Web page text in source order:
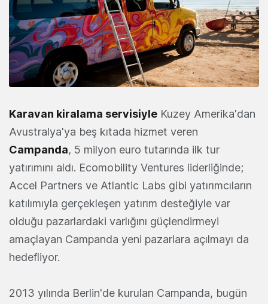
Karavan kiralama servisiyle Kuzey Amerika'dan
Avustralya'ya beş kıtada hizmet veren
Campanda, 5 milyon euro tutarında ilk tur
yatırımını aldı. Ecomobility Ventures liderliğinde;
Accel Partners ve Atlantic Labs gibi yatırımcıların
katılımıyla gerçekleşen yatırım desteğiyle var
olduğu pazarlardaki varlığını güçlendirmeyi
amaçlayan Campanda yeni pazarlara açılmayı da
hedefliyor.
2013 yılında Berlin'de kurulan Campanda, bugün